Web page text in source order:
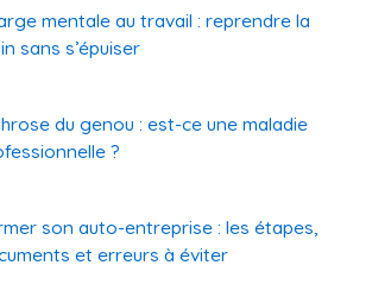
mentale au travail : reprendre la
sans s’épuiser
du genou : est-ce une maladie
?
son auto-entreprise : les étapes,
et erreurs à éviter